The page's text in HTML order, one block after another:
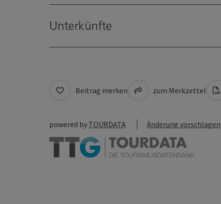
Unterkünfte
Beitrag merken zum Merkzettel
powered by TOURDATA Änderung vorschlagen